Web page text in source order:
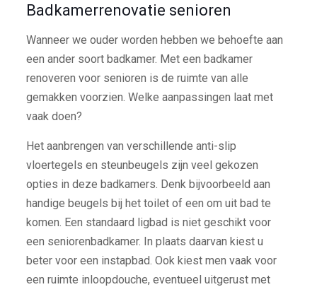
Badkamerrenovatie senioren
Wanneer we ouder worden hebben we behoefte aan
een ander soort badkamer. Met een badkamer
renoveren voor senioren is de ruimte van alle
gemakken voorzien. Welke aanpassingen laat met
vaak doen?
Het aanbrengen van verschillende anti-slip
vloertegels en steunbeugels zijn veel gekozen
opties in deze badkamers. Denk bijvoorbeeld aan
handige beugels bij het toilet of een om uit bad te
komen. Een standaard ligbad is niet geschikt voor
een seniorenbadkamer. In plaats daarvan kiest u
beter voor een instapbad. Ook kiest men vaak voor
een ruimte inloopdouche, eventueel uitgerust met